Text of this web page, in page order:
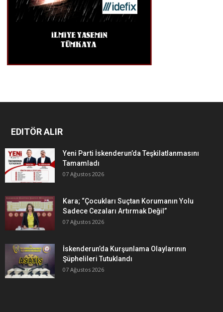
EDITÖR ALIR
Yeni Parti İskenderun’da Teşkilatlanmasını
Tamamladı
07 Ağustos 2026
Kara; “Çocukları Suçtan Korumanın Yolu
Sadece Cezaları Artırmak Değil”
07 Ağustos 2026
İskenderun’da Kurşunlama Olaylarının
Şüphelileri Tutuklandı
07 Ağustos 2026